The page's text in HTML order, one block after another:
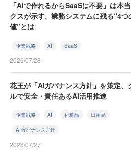
「AIで作れるからSaaSは不要」は本
クスが示す、業務システムに残る“4つ
値”とは
企業戦略 AI SaaS
2026/07/28
花王が「AIガバナンス方針」を策定、
ルで安全・責任あるAI活用推進
企業戦略 AI 化粧品 日用品
AIガバナンス方針
2026/07/27